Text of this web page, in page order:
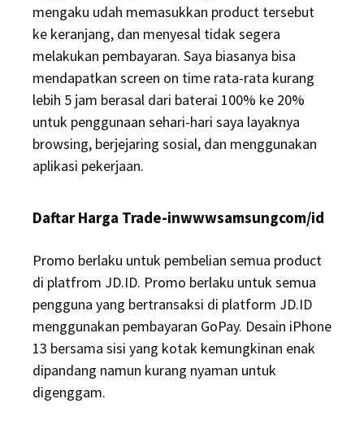
mengaku udah memasukkan product tersebut
ke keranjang, dan menyesal tidak segera
melakukan pembayaran. Saya biasanya bisa
mendapatkan screen on time rata-rata kurang
lebih 5 jam berasal dari baterai 100% ke 20%
untuk penggunaan sehari-hari saya layaknya
browsing, berjejaring sosial, dan menggunakan
aplikasi pekerjaan.
Daftar Harga Trade-inwwwsamsungcom/id
Promo berlaku untuk pembelian semua product
di platfrom JD.ID. Promo berlaku untuk semua
pengguna yang bertransaksi di platform JD.ID
menggunakan pembayaran GoPay. Desain iPhone
13 bersama sisi yang kotak kemungkinan enak
dipandang namun kurang nyaman untuk
digenggam.